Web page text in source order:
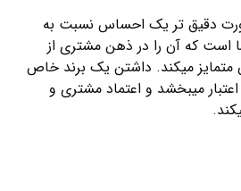
دقیق تر یک احساس نسبت به
که آن را در ذهن مشتری از
میکند. داشتن یک برند خاص
میبخشد و اعتماد مشتری و